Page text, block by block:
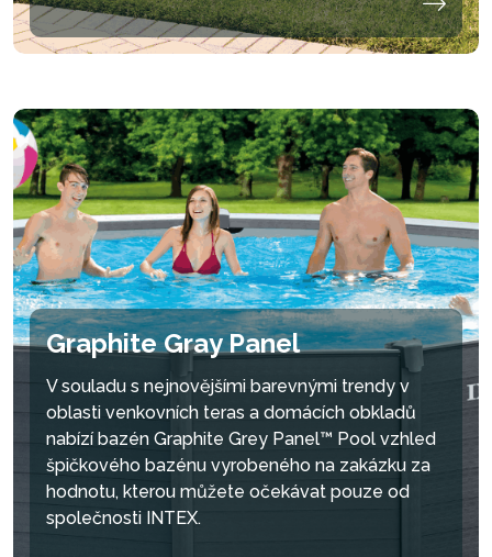
Graphite Gray Panel
V souladu s nejnovějšími barevnými trendy v
oblasti venkovních teras a domácích obkladů
nabízí bazén Graphite Grey Panel™ Pool vzhled
špičkového bazénu vyrobeného na zakázku za
hodnotu, kterou můžete očekávat pouze od
společnosti INTEX.